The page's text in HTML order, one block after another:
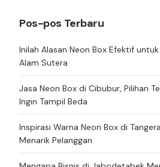
Pos-pos Terbaru
Inilah Alasan Neon Box Efektif
Alam Sutera
Jasa Neon Box di Cibubur, Pilihan
Ingin Tampil Beda
Inspirasi Warna Neon Box di
Menarik Pelanggan